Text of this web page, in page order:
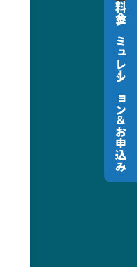
料金シミュレーション＆お申込み